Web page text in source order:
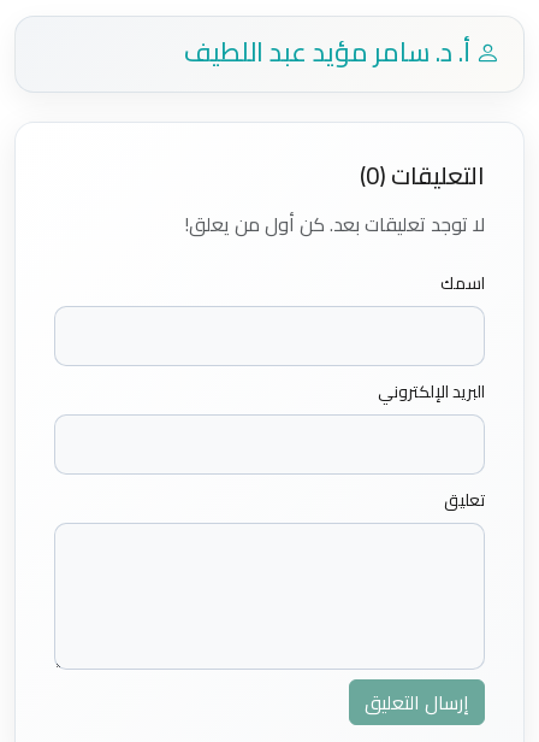
أ. د. سامر مؤيد عبد اللطيف
التعليقات (0)
لا توجد تعليقات بعد. كن أول من يعلق!
اسمك
البريد الإلكتروني
تعليق
إرسال التعليق